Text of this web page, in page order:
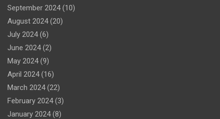
September 2024(10)
August 2024(20)
July 2024(6)
June 2024(2)
May 2024(9)
April 2024(16)
March 2024(22)
February 2024(3)
January 2024(8)